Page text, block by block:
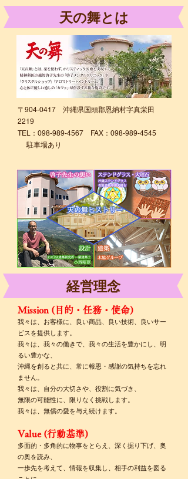
天の舞とは
〒904-0417 沖縄県国頭郡恩納村字真栄田
2219
TEL：098-989-4567 FAX：098-989-4545
駐車場あり
Mission (目的・任務・使命)
我々は、お客様に、良い商品、良い技術、良いサー
ビスを提供します。
我々は、我々の働きで、我々の生活を豊かにし、明
るい豊かな、
沖縄を創ると共に、常に報恩・感謝の気持ちを忘れ
ません。
我々は、自分の大切さや、役割に気づき、
無限の可能性に、限りなく挑戦します。
我々は、無償の愛を与え続けます。
Value (行動基準)
多面的・多角的に物事をとらえ、深く掘り下げ、奥
の奥を読み、
一歩先を考えて、情報を収集し、相手の利益を図る
経営理念